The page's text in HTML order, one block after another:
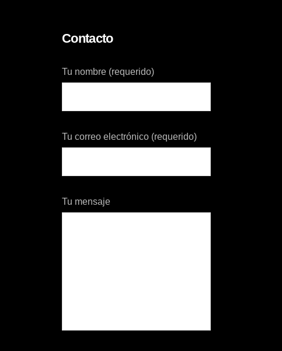
Contacto
Tu nombre (requerido)
Tu correo electrónico (requerido)
Tu mensaje